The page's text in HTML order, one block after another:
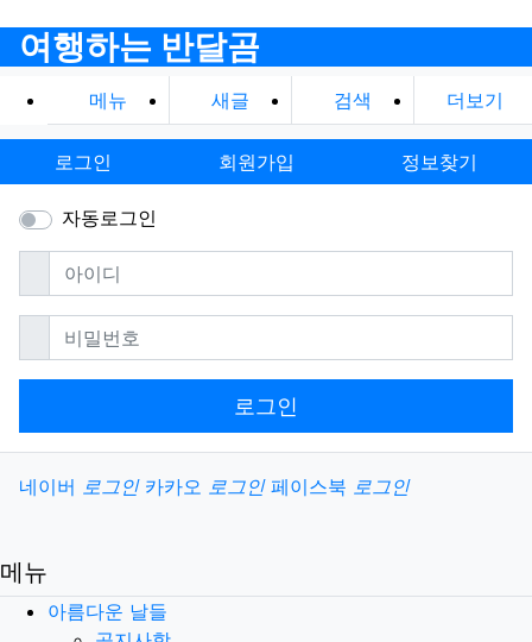
여행하는 반달곰
메뉴 새글 검색 더보기
로그인 회원가입 정보찾기
자동로그인
아이디필수
비밀번호필수
로그인
소셜계정으로 로그인
네이버 로그인 카카오 로그인 페이스북 로그인
메뉴
아름다운 날들